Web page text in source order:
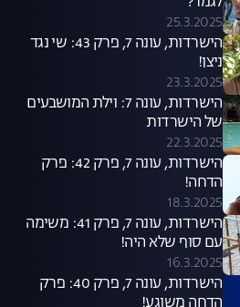
25.3.2025
הישרדות, עונה 7, פרק 43: שי נגד
ניצן!
23.3.2025
הישרדות, עונה 7: וילת המושבעים
של הישרדות
22.3.2025
הישרדות, עונה 7, פרק 42: פרק
הדחה!
18.3.2025
הישרדות, עונה 7, פרק 41: משימה
עם סוף שלא היה!
16.3.2025
הישרדות, עונה 7, פרק 40: פרק